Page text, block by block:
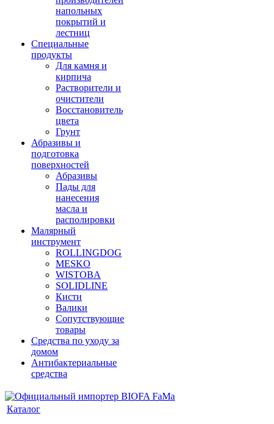
напольных
покрытий и
лестниц
Специальные
продукты
Для камня и
кирпича
Растворители и
очистители
Восстановитель
цвета
Грунт
Абразивы и
подготовка
поверхностей
Абразивы
Пады для
нанесения
масла и
располировки
Малярный
инструмент
ROLLINGDOG
MESKO
WISTOBA
SOLIDLINE
Кисти
Валики
Сопутствующие
товары
Средства по уходу за
домом
Антибактериальные
средства
Каталог